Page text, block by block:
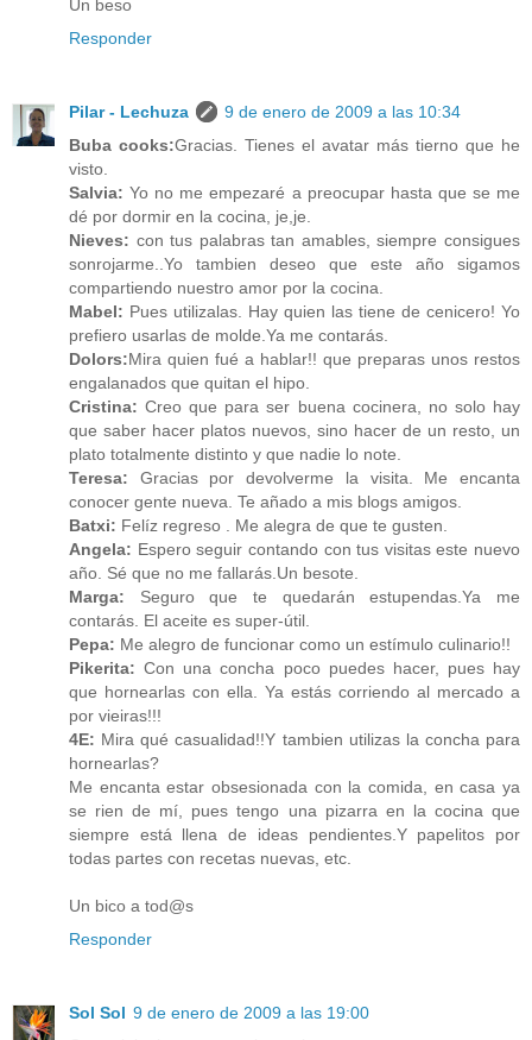
Un beso
Responder
Pilar - Lechuza
9 de enero de 2009 a las 10:34
Buba cooks:Gracias. Tienes el avatar más tierno que he
visto.
Salvia: Yo no me empezaré a preocupar hasta que se me
dé por dormir en la cocina, je,je.
Nieves: con tus palabras tan amables, siempre consigues
sonrojarme..Yo tambien deseo que este año sigamos
compartiendo nuestro amor por la cocina.
Mabel: Pues utilizalas. Hay quien las tiene de cenicero! Yo
prefiero usarlas de molde.Ya me contarás.
Dolors:Mira quien fué a hablar!! que preparas unos restos
engalanados que quitan el hipo.
Cristina: Creo que para ser buena cocinera, no solo hay
que saber hacer platos nuevos, sino hacer de un resto, un
plato totalmente distinto y que nadie lo note.
Teresa: Gracias por devolverme la visita. Me encanta
conocer gente nueva. Te añado a mis blogs amigos.
Batxi: Felíz regreso . Me alegra de que te gusten.
Angela: Espero seguir contando con tus visitas este nuevo
año. Sé que no me fallarás.Un besote.
Marga: Seguro que te quedarán estupendas.Ya me
contarás. El aceite es super-útil.
Pepa: Me alegro de funcionar como un estímulo culinario!!
Pikerita: Con una concha poco puedes hacer, pues hay
que hornearlas con ella. Ya estás corriendo al mercado a
por vieiras!!!
4E: Mira qué casualidad!!Y tambien utilizas la concha para
hornearlas?
Me encanta estar obsesionada con la comida, en casa ya
se rien de mí, pues tengo una pizarra en la cocina que
siempre está llena de ideas pendientes.Y papelitos por
todas partes con recetas nuevas, etc.
Un bico a tod@s
Responder
Sol Sol 9 de enero de 2009 a las 19:00